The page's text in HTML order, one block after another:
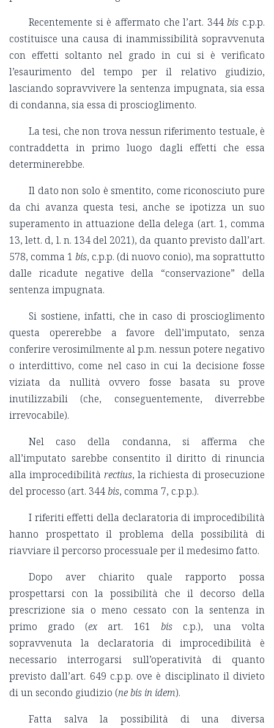
Recentemente si è affermato che l’art. 344bis c.p.p.
costituisce una causa di inammissibilità sopravvenuta
con effetti soltanto nel grado in cui si è verificato
l’esaurimento del tempo per il relativo giudizio,
lasciando sopravvivere la sentenza impugnata, sia essa
di condanna, sia essa di proscioglimento.
La tesi, che non trova nessun riferimento testuale, è
contraddetta in primo luogo dagli effetti che essa
determinerebbe.
Il dato non solo è smentito, come riconosciuto pure
da chi avanza questa tesi, anche se ipotizza un suo
superamento in attuazione della delega (art. 1, comma
13, lett. d, l. n. 134 del 2021), da quanto previsto dall’art.
578, comma 1 bis, c.p.p. (di nuovo conio), ma soprattutto
dalle ricadute negative della “conservazione” della
sentenza impugnata.
Si sostiene, infatti, che in caso di proscioglimento
questa opererebbe a favore dell’imputato, senza
conferire verosimilmente al p.m. nessun potere negativo
o interdittivo, come nel caso in cui la decisione fosse
viziata da nullità ovvero fosse basata su prove
inutilizzabili (che, conseguentemente, diverrebbe
irrevocabile).
Nel caso della condanna, si afferma che
all’imputato sarebbe consentito il diritto di rinuncia
alla improcedibilità rectius, la richiesta di prosecuzione
del processo (art. 344bis, comma 7, c.p.p.).
I riferiti effetti della declaratoria di improcedibilità
hanno prospettato il problema della possibilità di
riavviare il percorso processuale per il medesimo fatto.
Dopo aver chiarito quale rapporto possa
prospettarsi con la possibilità che il decorso della
prescrizione sia o meno cessato con la sentenza in
primo grado (exart. 161 bisc.p.), una volta
sopravvenuta la declaratoria di improcedibilità è
necessario interrogarsi sull’operatività di quanto
previsto dall’art. 649 c.p.p. ove è disciplinato il divieto
di un secondo giudizio (ne bis in idem).
Fatta salva la possibilità di una diversa